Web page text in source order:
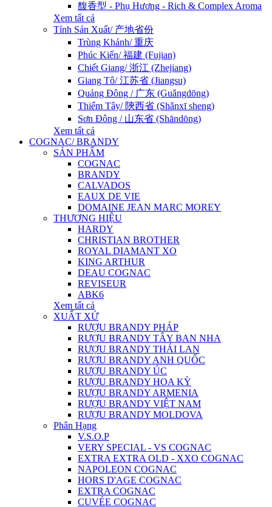
馥香型 - Phụ Hương - Rich & Complex Aroma
Xem tất cả
Tỉnh Sản Xuất/ 产地省份
Trùng Khánh/ 重庆
Phúc Kiến/ 福建 (Fujian)
Chiết Giang/ 浙江 (Zhejiang)
Giang Tô/ 江苏省 (Jiangsu)
Quảng Đông / 广东 (Guǎngdōng)
Thiểm Tây/ 陝西省 (Shǎnxī sheng)
Sơn Đông / 山东省 (Shāndōng)
Xem tất cả
COGNAC/ BRANDY
SẢN PHẨM
COGNAC
BRANDY
CALVADOS
EAUX DE VIE
DOMAINE JEAN MARC MOREY
THƯƠNG HIỆU
HARDY
CHRISTIAN BROTHER
ROYAL DIAMANT XO
KING ARTHUR
DEAU COGNAC
REVISEUR
ABK6
Xem tất cả
XUẤT XỨ
RƯỢU BRANDY PHÁP
RƯỢU BRANDY TÂY BAN NHA
RƯỢU BRANDY THÁI LAN
RƯỢU BRANDY ANH QUỐC
RƯỢU BRANDY ÚC
RƯỢU BRANDY HOA KỲ
RƯỢU BRANDY ARMENIA
RƯỢU BRANDY VIỆT NAM
RƯỢU BRANDY MOLDOVA
Phân Hạng
V.S.O.P
VERY SPECIAL - VS COGNAC
EXTRA EXTRA OLD - XXO COGNAC
NAPOLEON COGNAC
HORS D'AGE COGNAC
EXTRA COGNAC
CUVÉE COGNAC